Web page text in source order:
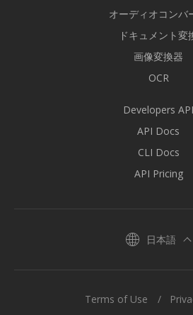
オーディオコンバ
ドキュメント変
画像変換器
OCR
Developers API
API Docs
CLI Docs
API Pricing
日本語
Terms of Use